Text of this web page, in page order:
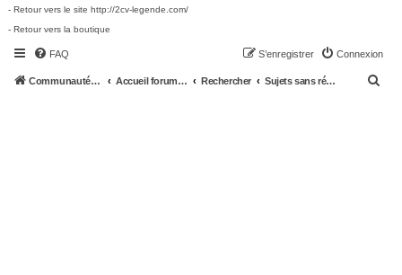
- Retour vers le site http://2cv-legende.com/
- Retour vers la boutique
FAQ Connexion
S’enregistrer
Communauté 2cv-legende.com Accueil forum 2cv-legende.com Rechercher Sujets sans réponse